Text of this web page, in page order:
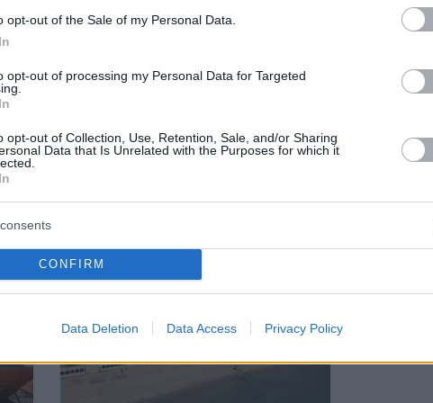
opt-out of the Sale of my Personal Data.
opt-out of processing my Personal Data for Targeted
opt-out of Collection, Use, Retention, Sale, and/or Sharing
Data that Is Unrelated with the Purposes for which it
CONFIRM
Data Deletion Data Access Privacy Policy
Α’ Πλαζ Βούλας: Οι τιμές εισόδου και το